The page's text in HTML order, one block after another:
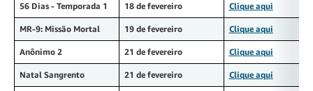
56 Dias - Temporada 1 18 de fevereiro Clique aqui
MR-9: Missão Mortal 19 de fevereiro Clique aqui
Anônimo 2 21 de fevereiro Clique aqui
Natal Sangrento 21 de fevereiro Clique aqui